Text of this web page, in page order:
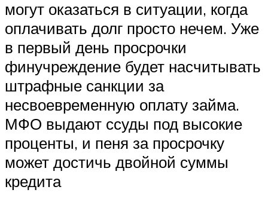
могут оказаться в ситуации, когда
оплачивать долг просто нечем. Уже
в первый день просрочки
финучреждение будет насчитывать
штрафные санкции за
несвоевременную оплату займа.
МФО выдают ссуды под высокие
проценты, и пеня за просрочку
может достичь двойной суммы
кредита